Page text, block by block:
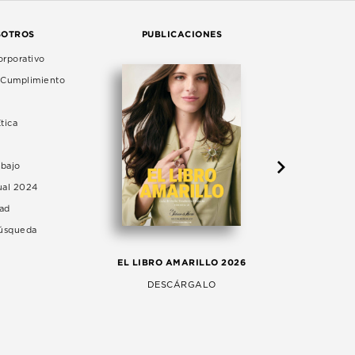
2024
PUBLICACIONES
EL LIBRO AMARILLO 2026
DESCÁRGALO